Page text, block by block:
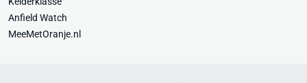
Anfield Watch
MeeMetOranje.nl